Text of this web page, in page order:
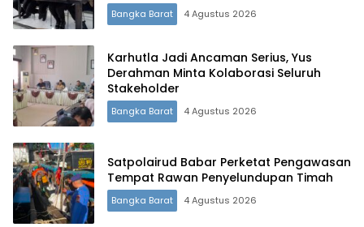
Bangka Barat 4 Agustus 2026
Karhutla Jadi Ancaman Serius, Yus
Derahman Minta Kolaborasi Seluruh
Stakeholder
Bangka Barat 4 Agustus 2026
Satpolairud Babar Perketat Pengawasan
Tempat Rawan Penyelundupan Timah
Bangka Barat 4 Agustus 2026